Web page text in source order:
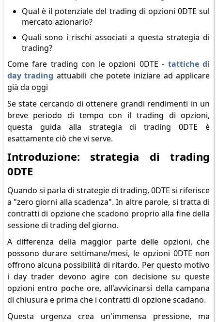
Qual è il potenziale del trading di opzioni 0DTE sul
mercato azionario?
Quali sono i rischi associati a questa strategia di
trading?
Come fare trading con le opzioni 0DTE - tattiche di
day trading attuabili che potete iniziare ad applicare
già da oggi
Se state cercando di ottenere grandi rendimenti in un
breve periodo di tempo con il trading di opzioni,
questa guida alla strategia di trading 0DTE è
esattamente ciò che vi serve.
Introduzione: strategia di trading
0DTE
Quando si parla di strategie di trading, 0DTE si riferisce
a "zero giorni alla scadenza". In altre parole, si tratta di
contratti di opzione che scadono proprio alla fine della
sessione di trading del giorno.
A differenza della maggior parte delle opzioni, che
possono durare settimane/mesi, le opzioni 0DTE non
offrono alcuna possibilità di ritardo. Per questo motivo
i day trader devono agire con decisione su queste
opzioni entro poche ore, all'avvicinarsi della campana
di chiusura e prima che i contratti di opzione scadano.
Questa urgenza crea un'immensa pressione, ma